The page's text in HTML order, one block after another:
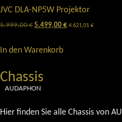
JVC DLA-NP5W Projektor
5.999,00€5.499,00€ 4.621,01 €
In den Warenkorb
Chassis
AUDAPHON
Hier finden Sie alle Chassis von